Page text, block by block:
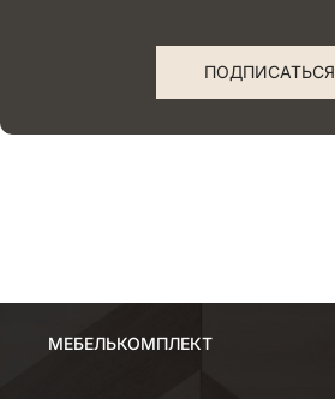
ПОДПИСАТЬСЯ
МЕБЕЛЬКОМПЛЕКТ